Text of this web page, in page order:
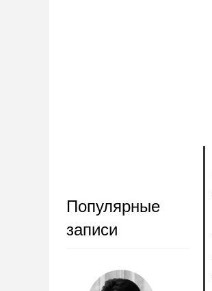
Популярные
записи